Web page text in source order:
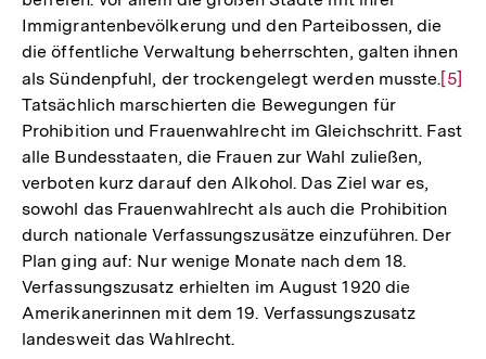
Immigrantenbevölkerung und den Parteibossen, die
die öffentliche Verwaltung beherrschten, galten ihnen
als Sündenpfuhl, der trockengelegt werden musste.Zur
der
[5]
Tatsächlich marschierten die Bewegungen für
Prohibition und Frauenwahlrecht im Gleichschritt. Fast
alle Bundesstaaten, die Frauen zur Wahl zuließen,
verboten kurz darauf den Alkohol. Das Ziel war es,
sowohl das Frauenwahlrecht als auch die Prohibition
durch nationale Verfassungszusätze einzuführen. Der
Plan ging auf: Nur wenige Monate nach dem 18.
Verfassungszusatz erhielten im August 1920 die
Amerikanerinnen mit dem 19. Verfassungszusatz
landesweit das Wahlrecht.